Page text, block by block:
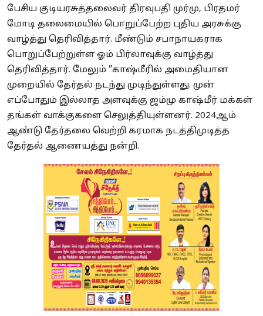
பேசிய குடியரசுத்தலைவர் திரவுபதி முர்மு, பிரதமர்
மோடி தலைமையில் பொறுப்பேற்ற புதிய அரசுக்கு
வாழ்த்து தெரிவித்தார். மீண்டும் சபாநாயகராக
பொறுப்பேற்றுள்ள ஓம் பிர்லாவுக்கு வாழ்த்து
தெரிவித்தார். மேலும் ”காஷ்மீரில் அமைதியான
முறையில் தேர்தல் நடந்து முடிந்துள்ளது. முன்
எப்போதும் இல்லாத அளவுக்கு ஜம்மு காஷ்மீர் மக்கள்
தங்கள் வாக்குகளை செலுத்தியுள்ளனர். 2024ஆம்
ஆண்டு தேர்தலை வெற்றி கரமாக நடத்திமுடித்த
தேர்தல் ஆணையத்து நன்றி.